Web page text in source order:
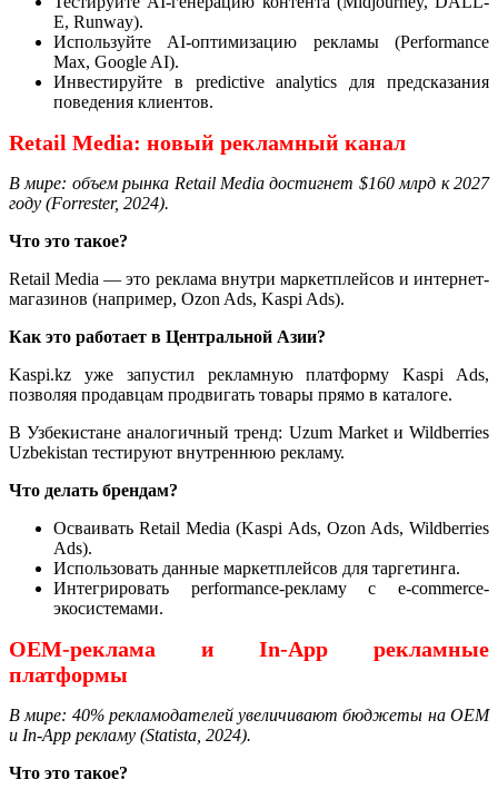
E, Runway).
Используйте AI-оптимизацию рекламы (Performance
Max, Google AI).
Инвестируйте в predictive analytics для предсказания
поведения клиентов.
Retail Media: новый рекламный канал
В мире: объем рынка Retail Media достигнет $160 млрд к 2027
году (Forrester, 2024).
Что это такое?
Retail Media — это реклама внутри маркетплейсов и интернет-
магазинов (например, Ozon Ads, Kaspi Ads).
Как это работает в Центральной Азии?
Kaspi.kz уже запустил рекламную платформу Kaspi Ads,
позволяя продавцам продвигать товары прямо в каталоге.
В Узбекистане аналогичный тренд: Uzum Market и Wildberries
Uzbekistan тестируют внутреннюю рекламу.
Что делать брендам?
Осваивать Retail Media (Kaspi Ads, Ozon Ads, Wildberries
Ads).
Использовать данные маркетплейсов для таргетинга.
Интегрировать performance-рекламу с e-commerce-
экосистемами.
OEM-реклама и In-App рекламные
платформы
В мире: 40% рекламодателей увеличивают бюджеты на OEM
и In-App рекламу (Statista, 2024).
Что это такое?